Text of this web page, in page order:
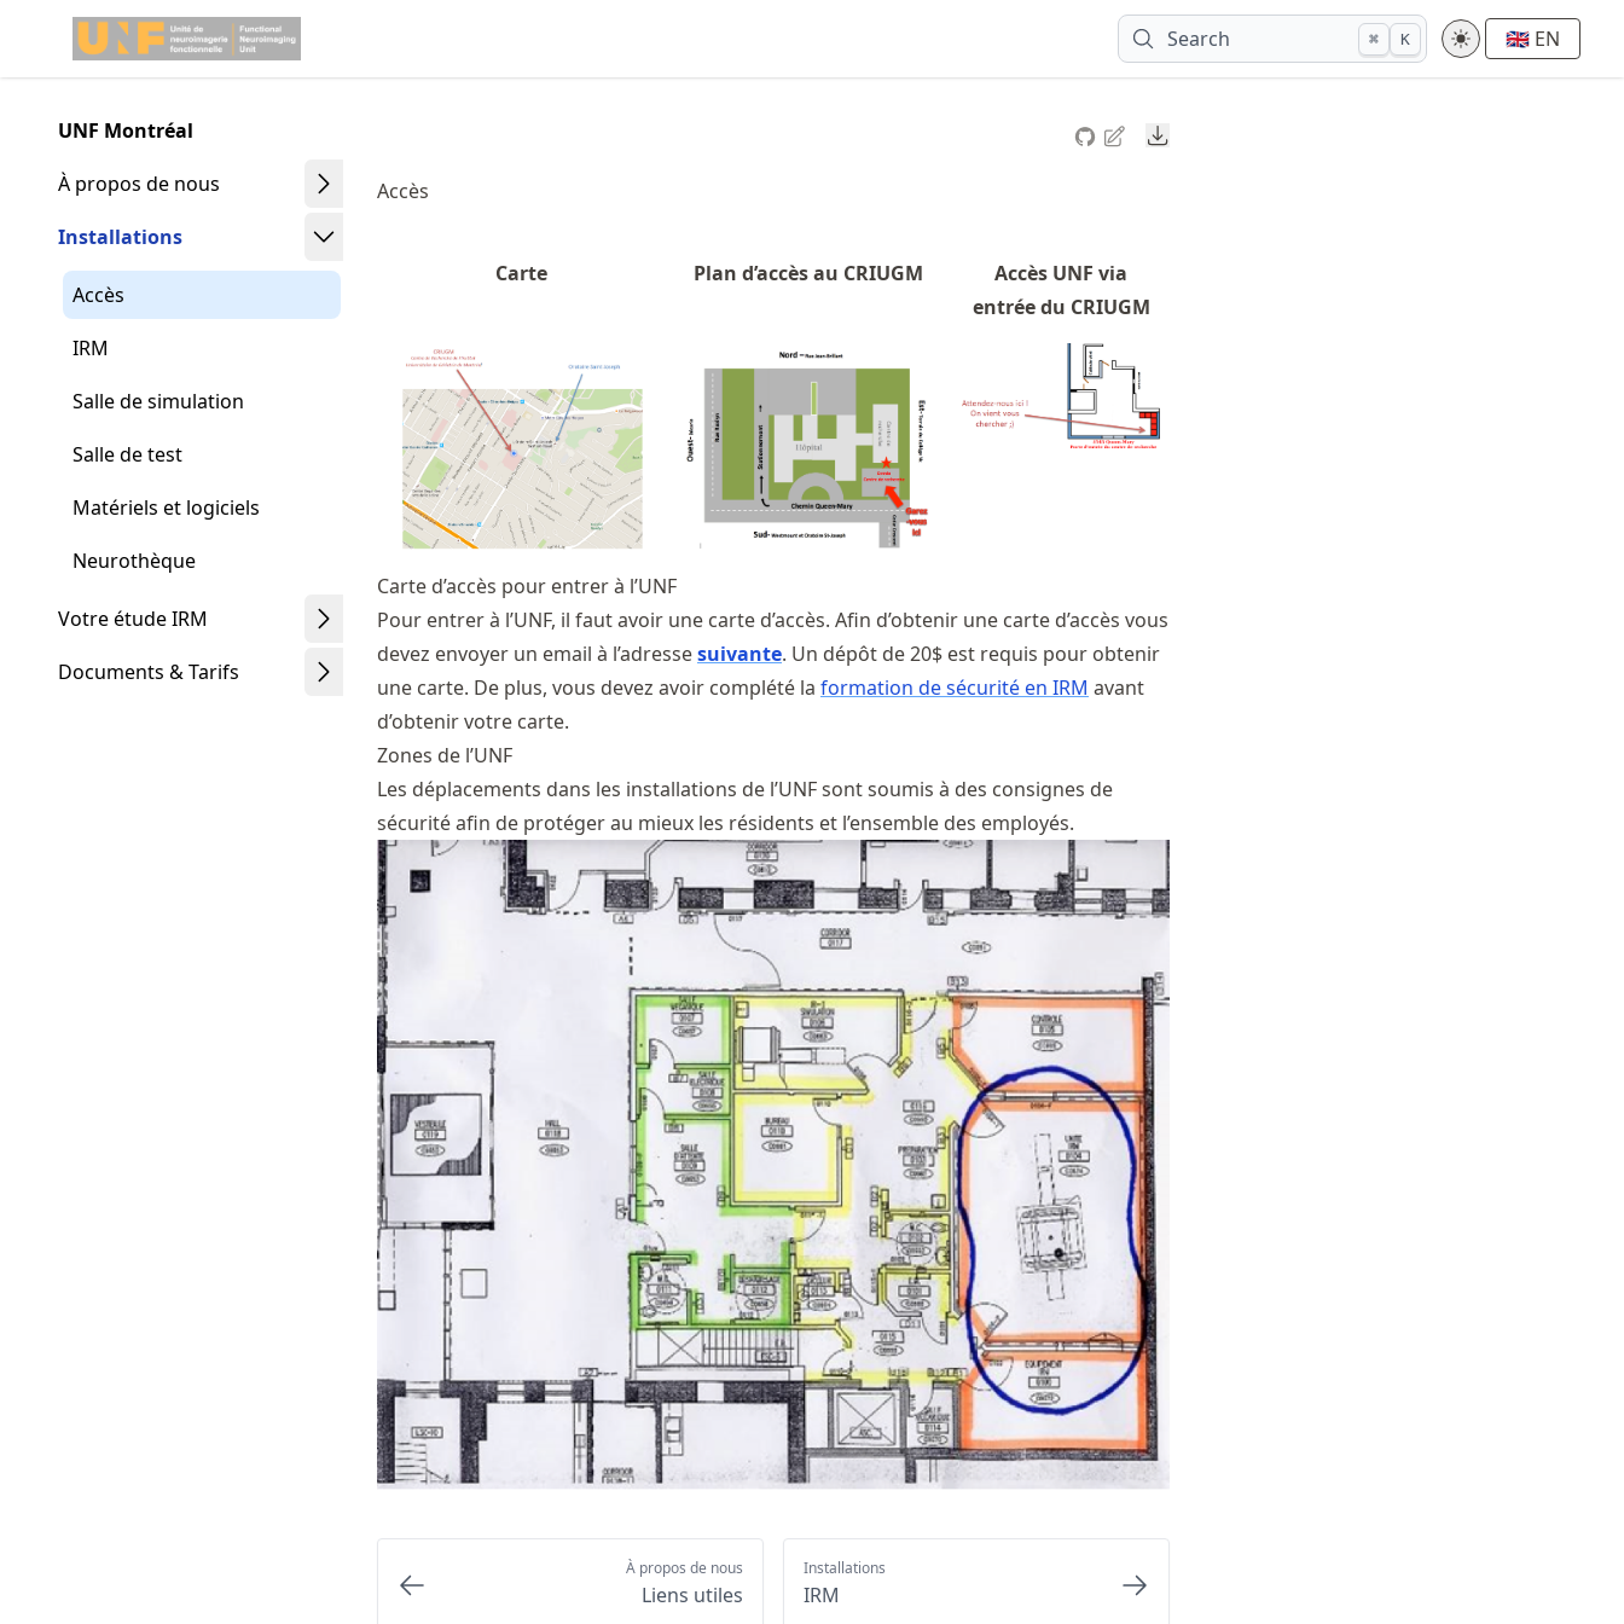
article
content
Made with MyST Search ⌘ K 🇬🇧 EN
UNF Montréal
À propos de nous
Installations
Accès
IRM
Salle de simulation
Salle de test
Matériels et logiciels
Neurothèque
Votre étude IRM
Documents & Tarifs
Downloads
Accès
Carte Plan d’accès au CRIUGM
Accès UNF via
entrée du CRIUGM
Carte d’accès pour entrer à l’UNF
Pour entrer à l’UNF, il faut avoir une carte d’accès. Afin d’obtenir une carte d’accès vous
devez envoyer un email à l’adressesuivante. Un dépôt de 20$ est requis pour obtenir
une carte. De plus, vous devez avoir complété la formation de sécurité en IRM avant
d’obtenir votre carte.
Zones de l’UNF
Les déplacements dans les installations de l’UNF sont soumis à des consignes de
sécurité afin de protéger au mieux les résidents et l’ensemble des employés.
À propos de nous
Liens utiles
Installations
IRM